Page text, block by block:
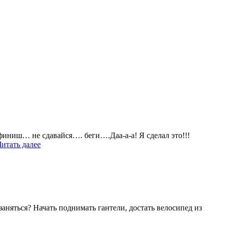
не сдавайся…. беги….Даа-а-а! Я сделал это!!!
далее
Начать поднимать гантели, достать велосипед из